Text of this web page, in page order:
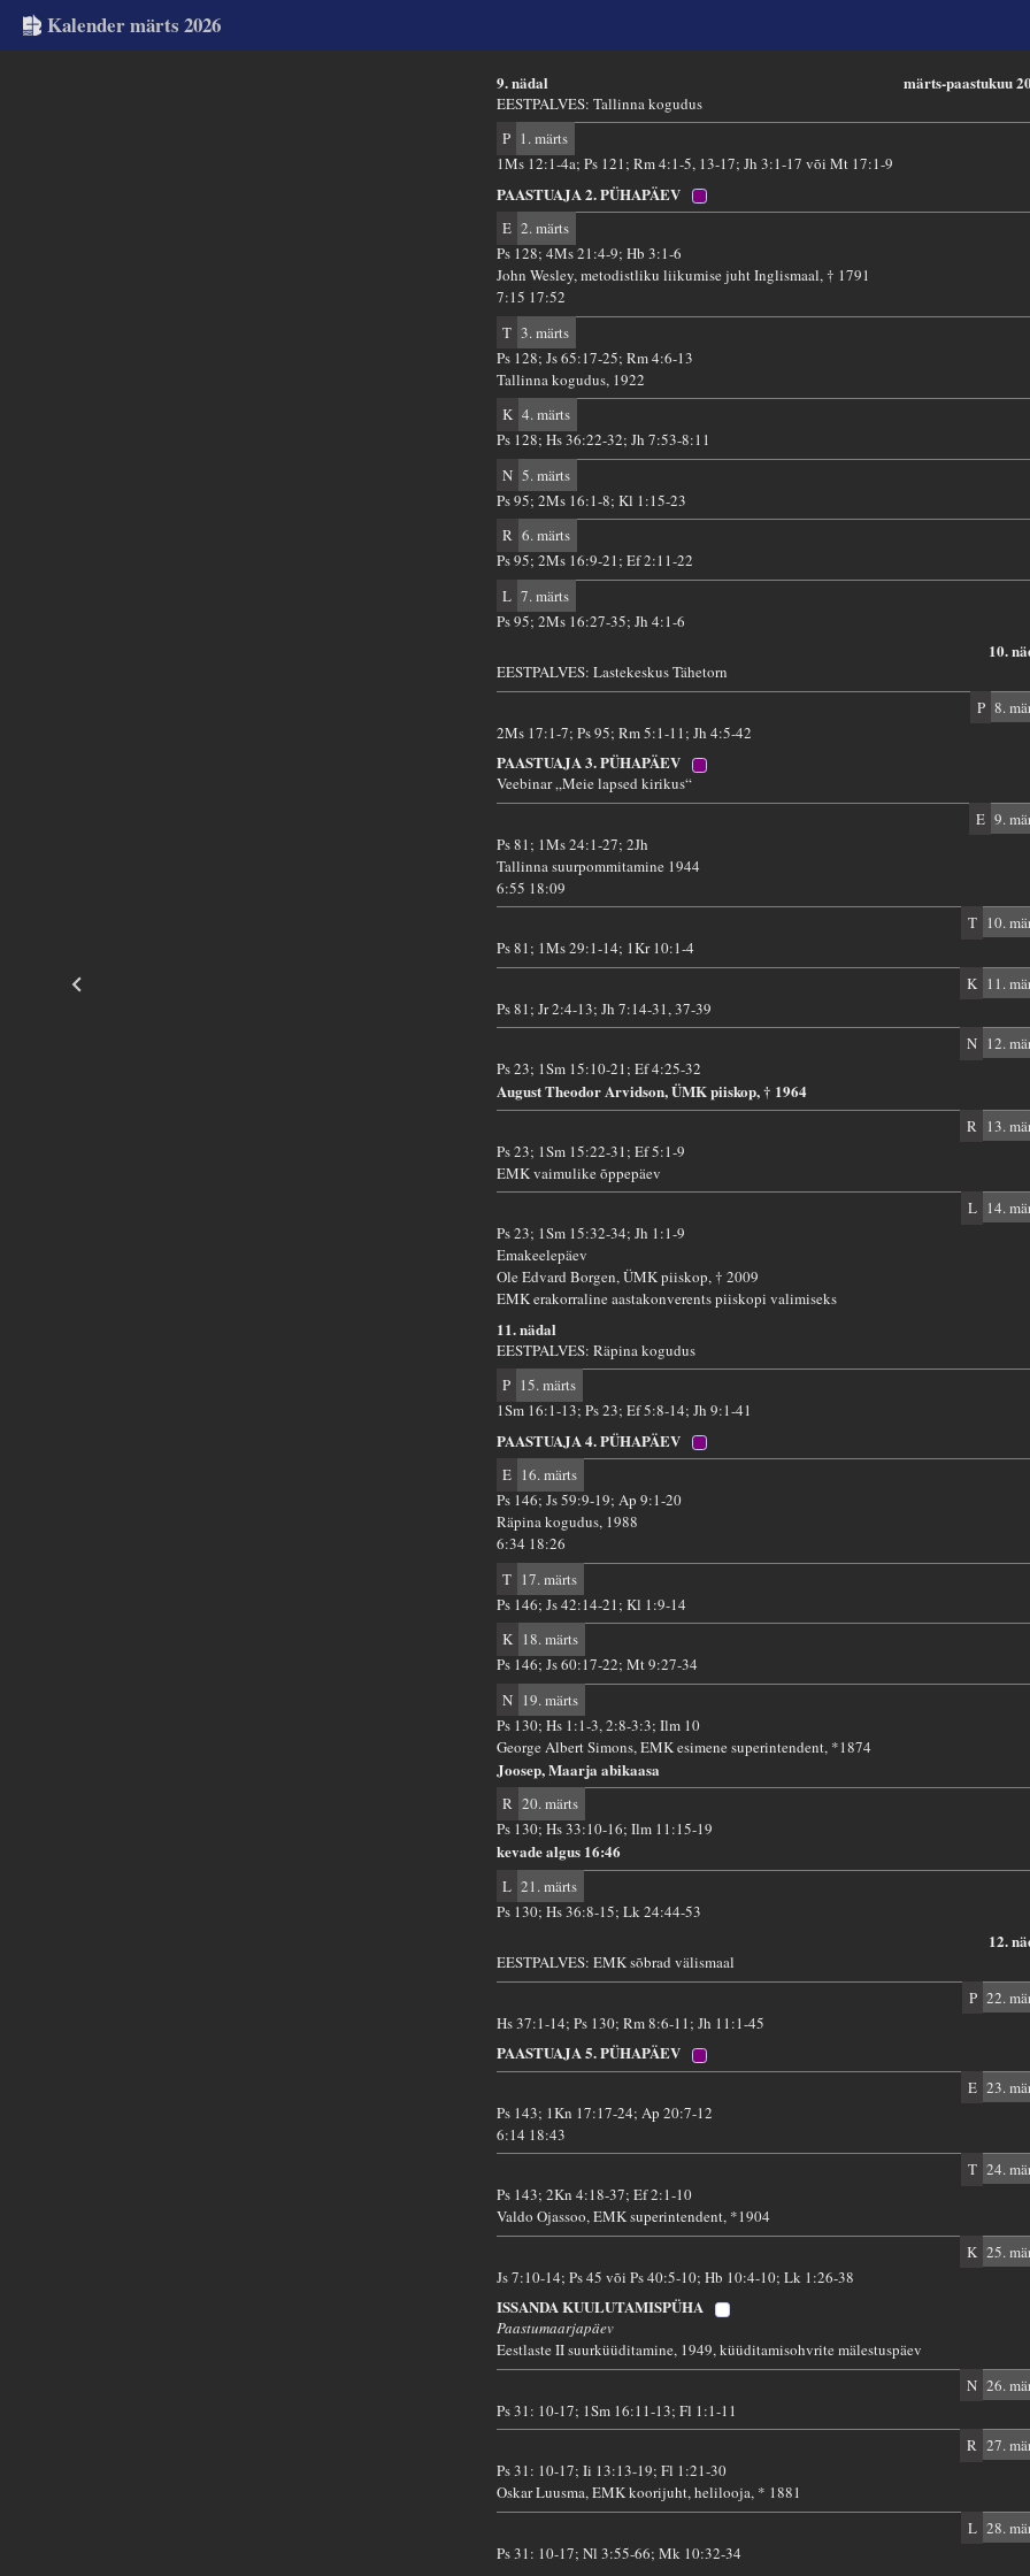
Kalender märts 2026
9. nädal märts-paastukuu
EESTPALVES: Tallinna kogudus
P 1. märts
1Ms 12:1-4a; Ps 121; Rm 4:1-5, 13-17; Jh 3:1-17 või Mt 17:1-9
PAASTUAJA 2. PÜHAPÄEV
E 2. märts
Ps 128; 4Ms 21:4-9; Hb 3:1-6
John Wesley, metodistliku liikumise juht Inglismaal, † 1791
7:15 17:52
T 3. märts
Ps 128; Js 65:17-25; Rm 4:6-13
Tallinna kogudus, 1922
K 4. märts
Ps 128; Hs 36:22-32; Jh 7:53-8:11
N 5. märts
Ps 95; 2Ms 16:1-8; Kl 1:15-23
R 6. märts
Ps 95; 2Ms 16:9-21; Ef 2:11-22
L 7. märts
Ps 95; 2Ms 16:27-35; Jh 4:1-6
10.
EESTPALVES: Lastekeskus Tähetorn
P 8.
2Ms 17:1-7; Ps 95; Rm 5:1-11; Jh 4:5-42
PAASTUAJA 3. PÜHAPÄEV
Veebinar „Meie lapsed kirikus“
E 9.
Ps 81; 1Ms 24:1-27; 2Jh
Tallinna suurpommitamine 1944
6:55 18:09
T 10.
Ps 81; 1Ms 29:1-14; 1Kr 10:1-4
K 11.
Ps 81; Jr 2:4-13; Jh 7:14-31, 37-39
N 12.
Ps 23; 1Sm 15:10-21; Ef 4:25-32
August Theodor Arvidson, ÜMK piiskop, † 1964
R 13.
Ps 23; 1Sm 15:22-31; Ef 5:1-9
EMK vaimulike õppepäev
L 14.
Ps 23; 1Sm 15:32-34; Jh 1:1-9
Emakeelepäev
Ole Edvard Borgen, ÜMK piiskop, † 2009
EMK erakorraline aastakonverents piiskopi valimiseks
11. nädal
EESTPALVES: Räpina kogudus
P 15. märts
1Sm 16:1-13; Ps 23; Ef 5:8-14; Jh 9:1-41
PAASTUAJA 4. PÜHAPÄEV
E 16. märts
Ps 146; Js 59:9-19; Ap 9:1-20
Räpina kogudus, 1988
6:34 18:26
T 17. märts
Ps 146; Js 42:14-21; Kl 1:9-14
K 18. märts
Ps 146; Js 60:17-22; Mt 9:27-34
N 19. märts
Ps 130; Hs 1:1-3, 2:8-3:3; Ilm 10
George Albert Simons, EMK esimene superintendent, *1874
Joosep, Maarja abikaasa
R 20. märts
Ps 130; Hs 33:10-16; Ilm 11:15-19
kevade algus 16:46
L 21. märts
Ps 130; Hs 36:8-15; Lk 24:44-53
12.
EESTPALVES: EMK sõbrad välismaal
P 22.
Hs 37:1-14; Ps 130; Rm 8:6-11; Jh 11:1-45
PAASTUAJA 5. PÜHAPÄEV
E 23.
Ps 143; 1Kn 17:17-24; Ap 20:7-12
6:14 18:43
T 24.
Ps 143; 2Kn 4:18-37; Ef 2:1-10
Valdo Ojassoo, EMK superintendent, *1904
K 25.
Js 7:10-14; Ps 45 või Ps 40:5-10; Hb 10:4-10; Lk 1:26-38
ISSANDA KUULUTAMISPÜHA
Paastumaarjapäev
Eestlaste II suurküüditamine, 1949, küüditamisohvrite mälestuspäev
N 26.
Ps 31: 10-17; 1Sm 16:11-13; Fl 1:1-11
R 27.
Ps 31: 10-17; Ii 13:13-19; Fl 1:21-30
Oskar Luusma, EMK koorijuht, helilooja, * 1881
L 28.
Ps 31: 10-17; Nl 3:55-66; Mk 10:32-34